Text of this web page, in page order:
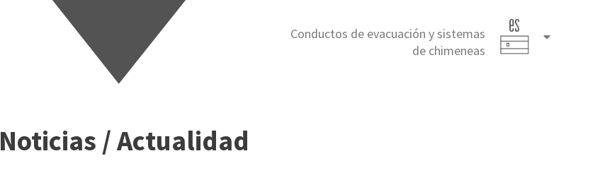
Conductos de evacuación y sistemas
de chimeneas
Noticias / Actualidad